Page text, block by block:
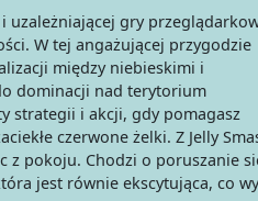
uzależniającej gry
W tej angażującej przygodzie
między niebieskimi i
dominacji nad terytorium
strategii i akcji, gdy pomagasz
czerwone żelki. Z Jelly
z pokoju. Chodzi o poruszanie
jest równie ekscytująca, co